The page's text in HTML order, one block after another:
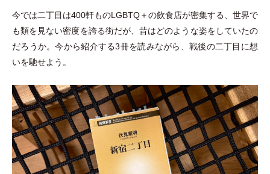
今では二丁目は400軒ものLGBTQ＋の飲食店が密集する、世界で
も類を見ない密度を誇る街だが、昔はどのような姿をしていたの
だろうか。今から紹介する3冊を読みながら、戦後の二丁目に想
いを馳せよう。